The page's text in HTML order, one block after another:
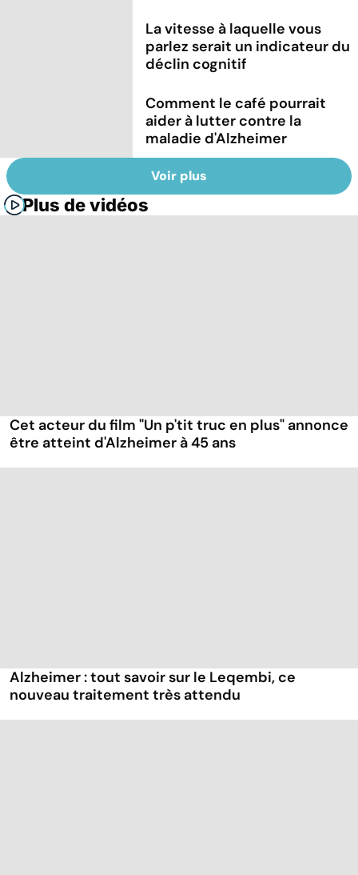
La vitesse à laquelle vous
parlez serait un indicateur du
déclin cognitif
Comment le café pourrait
aider à lutter contre la
maladie d'Alzheimer
Voir plus
Plus de vidéos
Cet acteur du film "Un p'tit truc en plus" annonce
être atteint d'Alzheimer à 45 ans
Alzheimer : tout savoir sur le Leqembi, ce
nouveau traitement très attendu